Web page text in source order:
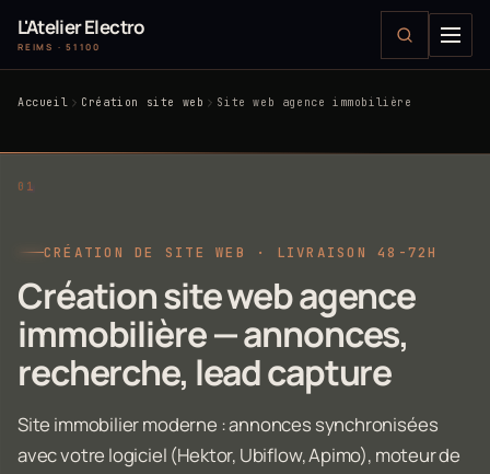
L'Atelier Electro
REIMS · 51100
Accueil Création site web Site web agence immobilière
CRÉATION DE SITE WEB · LIVRAISON 48-72H
Création site web agence
immobilière — annonces,
recherche, lead capture
Site immobilier moderne : annonces synchronisées
avec votre logiciel (Hektor, Ubiflow, Apimo), moteur de